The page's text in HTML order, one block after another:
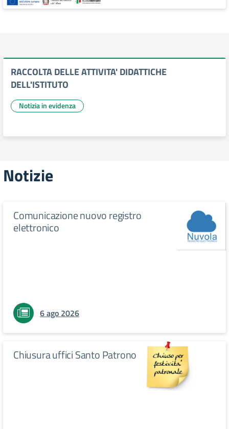
RACCOLTA DELLE ATTIVITA' DIDATTICHE
DELL'ISTITUTO
Notizia in evidenza
Notizie
Comunicazione nuovo registro
elettronico
6 ago 2026
Chiusura uffici Santo Patrono